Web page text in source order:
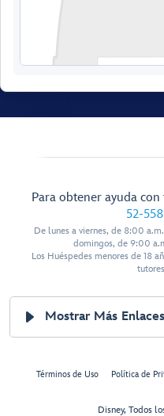
Restroom
Para obtener ayuda
52-
De lunes a viernes, de 8:00
domingos, de 9:00
Los Huéspedes menores de 18
Mostrar Más Enlaces
Términos de Uso Política de
Disney, Todos